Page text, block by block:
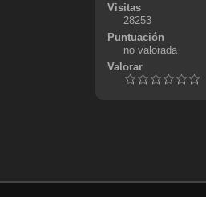
Visitas
28253
Puntuación
no valorada
Valorar